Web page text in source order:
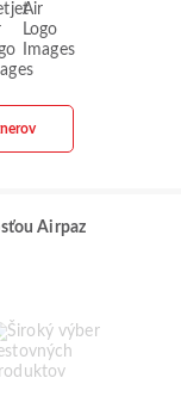
Airpaz